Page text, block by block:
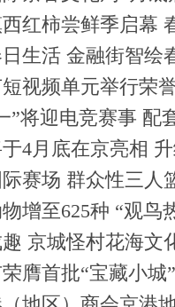
红柿尝鲜季启幕
生活 金融街智绘
视频单元举行荣
”将迎电竞赛事 配
4月底在京亮相
赛场 群众性三人
21:57)
增至625种 “观鸟
京城怪村花海文
膺首批“宝藏小城